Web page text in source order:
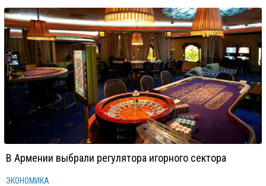
В Армении выбрали регулятора игорного сектора
ЭКОНОМИКА